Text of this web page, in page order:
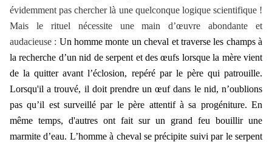
évidemment pas chercher là une quelconque logique scientifique !
Mais le rituel nécessite une main d’œuvre abondante et
audacieuse : Un homme monte un cheval et traverse les champs à
la recherche d’un nid de serpent et des œufs lorsque la mère vient
de la quitter avant l’éclosion, repéré par le père qui patrouille.
Lorsqu'il a trouvé, il doit prendre un œuf dans le nid, n’oublions
pas qu’il est surveillé par le père attentif à sa progéniture. En
même temps, d'autres ont fait sur un grand feu bouillir une
marmite d’eau. L’homme à cheval se précipite suivi par le serpent